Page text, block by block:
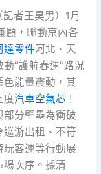
記者王昊男）1月
顧，聯動京內各
達零件河北、天
“護航春運”路況
色能量震動，其
度汽車空氣芯 ！
部分壁壘為衝破
巡游出租、不符
玩客運等行動展
場次序。據清